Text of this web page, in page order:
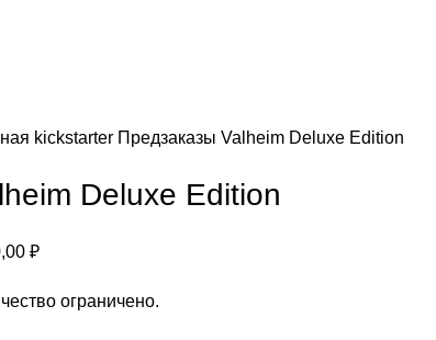
kickstarter Предзаказы Valheim Deluxe Edition
Deluxe Edition
₽
ограничено.